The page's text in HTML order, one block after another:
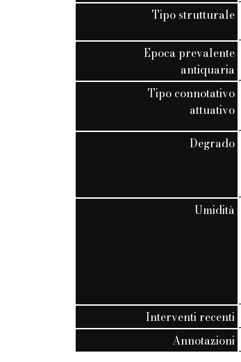
Tipo strutturale
Epoca prevalente
antiquaria
Tipo connotativo
attuativo
Degrado
Umidità
Interventi recenti
Annotazioni